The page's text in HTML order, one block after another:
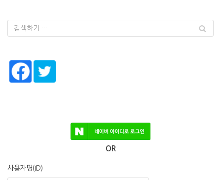
OR
사용자명(ID)